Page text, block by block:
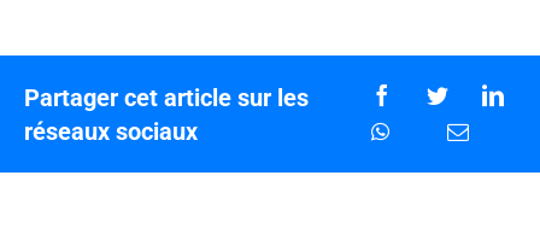
Partager cet article sur les
réseaux sociaux